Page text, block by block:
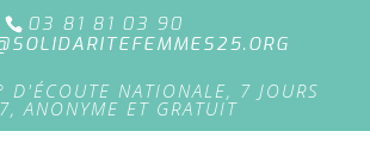
03 81 81 03 90
NATIONALE, 7 JOURS
ANONYME ET GRATUIT